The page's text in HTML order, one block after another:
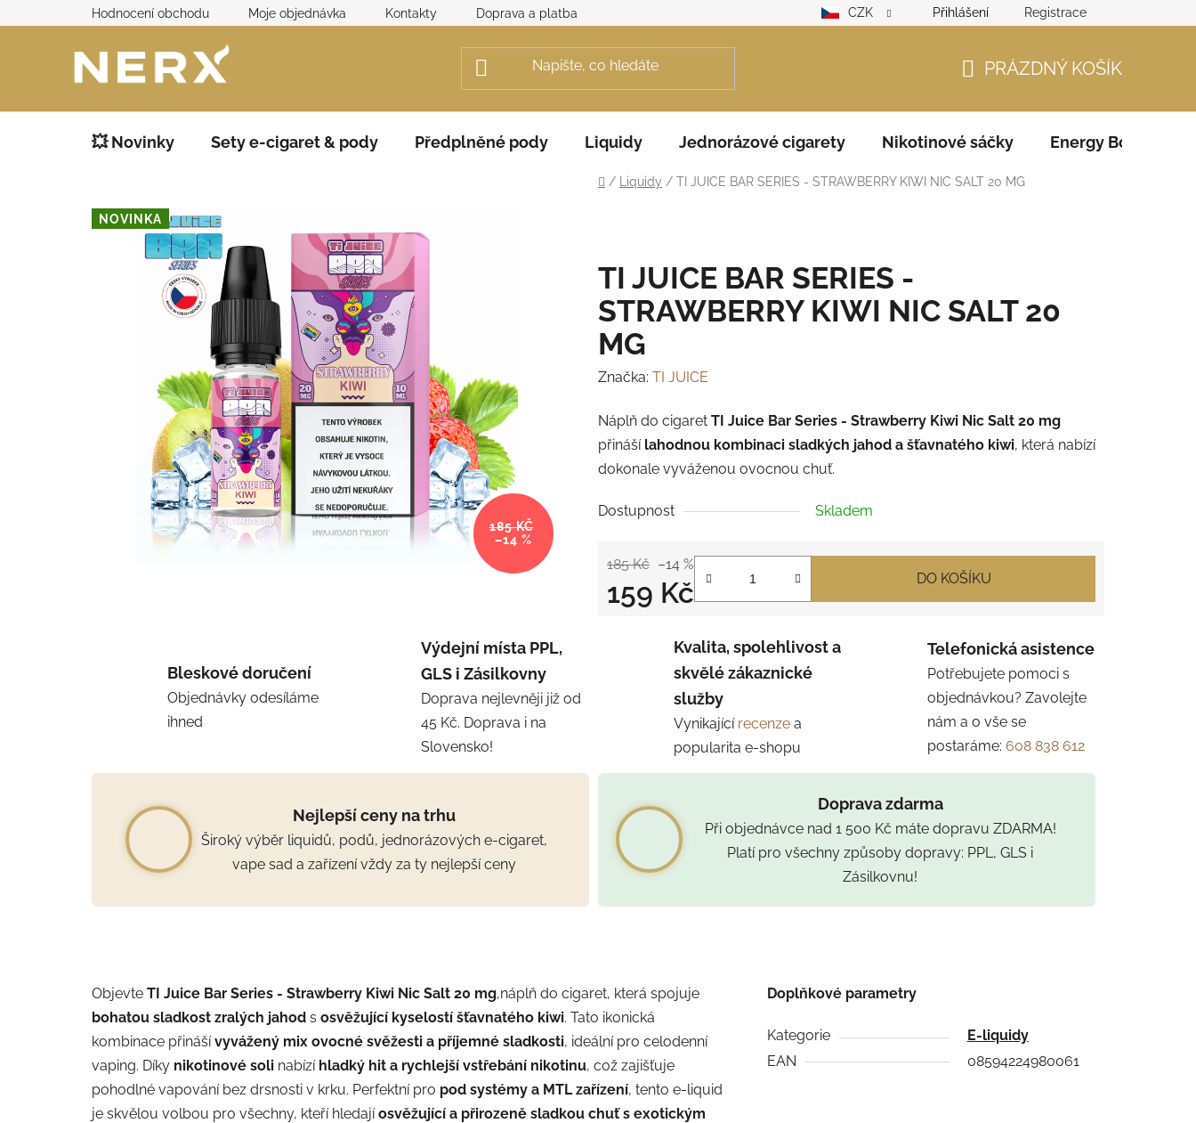
na
Hodnocení obchodu Moje objednávka Kontakty Doprava a platba Reklamační řád GDPR Zodpovědný prodejce – ověření věku
CZK Přihlášení Registrace
KOŠÍK
PRÁZDNÝ KOŠÍK
💥 Novinky Sety e-cigaret & pody Předplněné pody Liquidy Jednorázové cigarety Nikotinové sáčky Energy Boosters
Domů
/ Liquidy / TI JUICE BAR SERIES - STRAWBERRY KIWI NIC SALT 20 MG
TI JUICE BAR SERIES -
STRAWBERRY KIWI NIC SALT 20
MG
Značka: TI JUICE
Náplň do cigaret TI Juice Bar Series - Strawberry Kiwi Nic Salt 20 mg
přináší lahodnou kombinaci sladkých jahod a šťavnatého kiwi, která nabízí
dokonale vyváženou ovocnou chuť.
Dostupnost Skladem
185 Kč –14 %
159 Kč DO KOŠÍKU
NOVINKA
185 KČ
–14 %
Bleskové doručení
Objednávky odesíláme
ihned
Výdejní místa PPL,
GLS i Zásilkovny
Doprava nejlevněji již od
45 Kč. Doprava i na
Slovensko!
Kvalita, spolehlivost a
skvělé zákaznické
služby
Vynikající recenze a
popularita e-shopu
Telefonická asistence
Potřebujete pomoci s
objednávkou? Zavolejte
nám a o vše se
postaráme: 608 838 612
Nejlepší ceny na trhu
Široký výběr liquidů, podů, jednorázových e-cigaret,
vape sad a zařízení vždy za ty nejlepší ceny
Doprava zdarma
Při objednávce nad 1 500 Kč máte dopravu ZDARMA!
Platí pro všechny způsoby dopravy: PPL, GLS i
Zásilkovnu!
Objevte TI Juice Bar Series - Strawberry Kiwi Nic Salt 20 mg,náplň do cigaret, která spojuje
bohatou sladkost zralých jahod s osvěžující kyselostí šťavnatého kiwi. Tato ikonická
kombinace přinášívyvážený mix ovocné svěžesti a příjemné sladkosti, ideální pro celodenní
vaping. Díky nikotinové soli nabízí hladký hit a rychlejší vstřebání nikotinu, což zajišťuje
pohodlné vapování bez drsnosti v krku. Perfektní pro pod systémy a MTL zařízení, tento e-liquid
je skvělou volbou pro všechny, kteří hledajíosvěžující a přirozeně sladkou chuť s exotickým
Doplňkové parametry
Kategorie
E-liquidy
EAN
08594224980061